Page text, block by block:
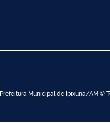
Prefeitura Municipal de Ipixuna/AM ©